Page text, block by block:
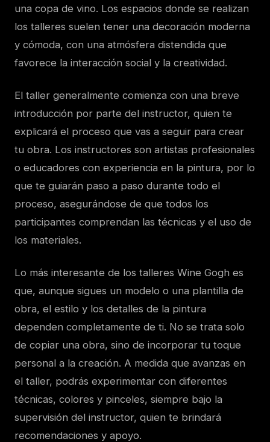
una copa de vino. Los espacios donde se realizan
los talleres suelen tener una decoración moderna
y cómoda, con una atmósfera distendida que
favorece la interacción social y la creatividad.
El taller generalmente comienza con una breve
introducción por parte del instructor, quien te
explicará el proceso que vas a seguir para crear
tu obra. Los instructores son artistas profesionales
o educadores con experiencia en la pintura, por lo
que te guiarán paso a paso durante todo el
proceso, asegurándose de que todos los
participantes comprendan las técnicas y el uso de
los materiales.
Lo más interesante de los talleres Wine Gogh es
que, aunque sigues un modelo o una plantilla de
obra, el estilo y los detalles de la pintura
dependen completamente de ti. No se trata solo
de copiar una obra, sino de incorporar tu toque
personal a la creación. A medida que avanzas en
el taller, podrás experimentar con diferentes
técnicas, colores y pinceles, siempre bajo la
supervisión del instructor, quien te brindará
recomendaciones y apoyo.